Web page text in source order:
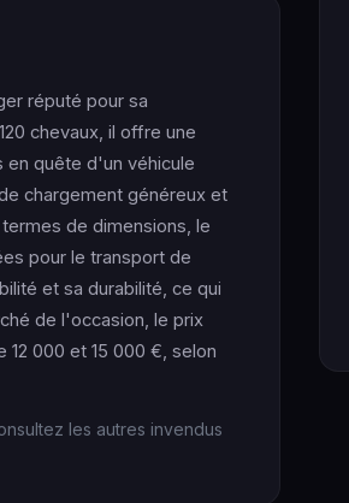
réputé pour sa
chevaux, il offre une
quête d'un véhicule
chargement généreux et
de dimensions, le
pour le transport de
et sa durabilité, ce qui
de l'occasion, le prix
000 et 15 000 €, selon
les autres invendus